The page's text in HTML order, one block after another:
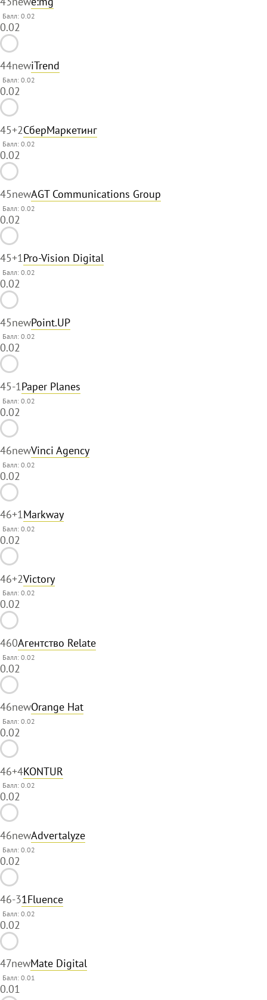
Балл: 0.02
0.02
44newiTrend
Балл: 0.02
0.02
45+2СберМаркетинг
Балл: 0.02
0.02
45newAGT Communications Group
Балл: 0.02
0.02
45+1Pro-Vision Digital
Балл: 0.02
0.02
45newPoint.UP
Балл: 0.02
0.02
45-1Paper Planes
Балл: 0.02
0.02
46newVinci Agency
Балл: 0.02
0.02
46+1Markway
Балл: 0.02
0.02
46+2Victory
Балл: 0.02
0.02
460Агентство Relate
Балл: 0.02
0.02
46newOrange Hat
Балл: 0.02
0.02
46+4KONTUR
Балл: 0.02
0.02
46newAdvertalyze
Балл: 0.02
0.02
46-31Fluence
Балл: 0.02
0.02
47newMate Digital
Балл: 0.01
0.01